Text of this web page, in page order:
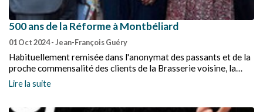
500 ans de la Réforme à Montbéliard
01 Oct 2024- Jean-François Guéry
Habituellement remisée dans l'anonymat des passants et de la
proche commensalité des clients de la Brasserie voisine, la
Pierre à poissons a retrouvé sa gloire d'antan ce 21 septembre.
Lire la suite